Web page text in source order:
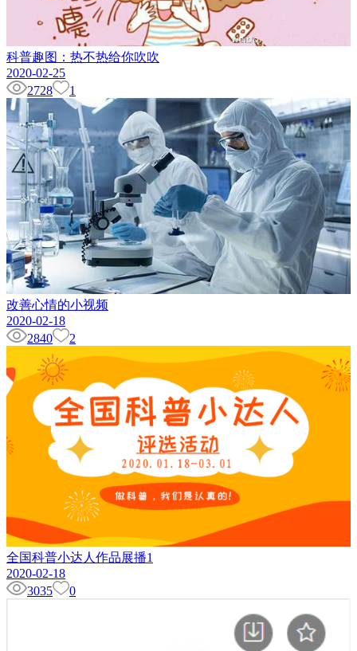
科普趣图：热不热给你吹吹
2020-02-25
2728
1
改善心情的小视频
2020-02-18
2840
2
全国科普小达人作品展播1
2020-02-18
3035
0